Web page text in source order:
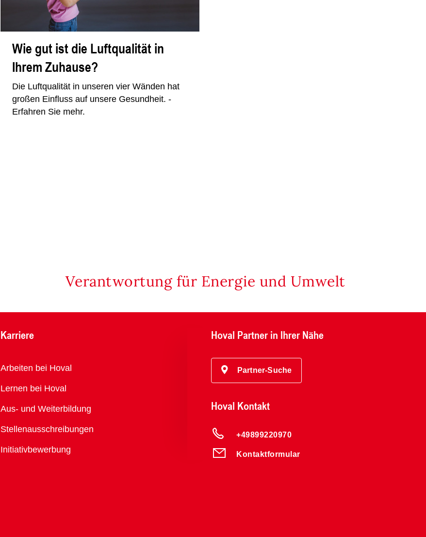
Wie gut ist die Luftqualität in
Ihrem Zuhause?
Die Luftqualität in unseren vier Wänden hat
großen Einfluss auf unsere Gesundheit. -
Erfahren Sie mehr.
Verantwortung für Energie und Umwelt
Karriere
Übersicht
Arbeiten bei Hoval
Lernen bei Hoval
Aus- und Weiterbildung
Stellenausschreibungen
Initiativbewerbung
Hoval Partner in Ihrer Nähe
Partner-Suche
Hoval Kontakt
+49899220970
Kontaktformular